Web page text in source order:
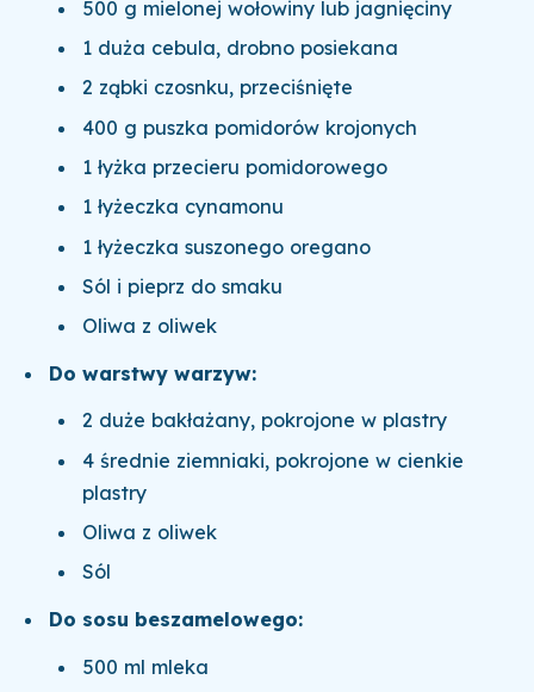
500 g mielonej wołowiny lub jagnięciny
1 duża cebula, drobno posiekana
2 ząbki czosnku, przeciśnięte
400 g puszka pomidorów krojonych
1 łyżka przecieru pomidorowego
1 łyżeczka cynamonu
1 łyżeczka suszonego oregano
Sól i pieprz do smaku
Oliwa z oliwek
Do warstwy warzyw:
2 duże bakłażany, pokrojone w plastry
4 średnie ziemniaki, pokrojone w cienkie
plastry
Oliwa z oliwek
Sól
Do sosu beszamelowego:
500 ml mleka